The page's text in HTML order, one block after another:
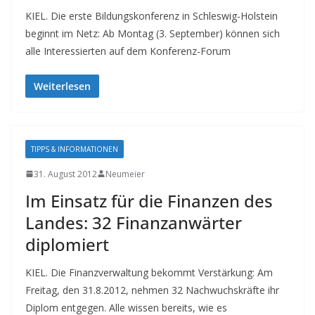
KIEL. Die erste Bildungskonferenz in Schleswig-Holstein
beginnt im Netz: Ab Montag (3. September) können sich
alle Interessierten auf dem Konferenz-Forum
Weiterlesen
TIPPS & INFORMATIONEN
31. August 2012 Neumeier
Im Einsatz für die Finanzen des
Landes: 32 Finanzanwärter
diplomiert
KIEL. Die Finanzverwaltung bekommt Verstärkung: Am
Freitag, den 31.8.2012, nehmen 32 Nachwuchskräfte ihr
Diplom entgegen. Alle wissen bereits, wie es